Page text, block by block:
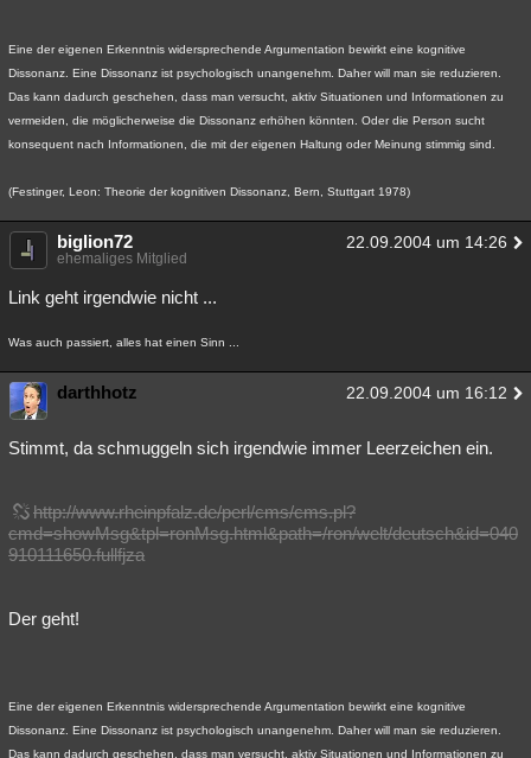
Übersichten
Besucht Teilgenommen Alle Neue Geschlossen
Lesenswert Schlüsselwörter
Eine der eigenen Erkenntnis widersprechende Argumentation bewirkt eine kognitive
Dissonanz. Eine Dissonanz ist psychologisch unangenehm. Daher will man sie reduzieren.
Das kann dadurch geschehen, dass man versucht, aktiv Situationen und Informationen zu
vermeiden, die möglicherweise die Dissonanz erhöhen könnten. Oder die Person sucht
konsequent nach Informationen, die mit der eigenen Haltung oder Meinung stimmig sind.
(Festinger, Leon: Theorie der kognitiven Dissonanz, Bern, Stuttgart 1978)
biglion72 22.09.2004 um 14:26
ehemaliges Mitglied
Link geht irgendwie nicht ...
Was auch passiert, alles hat einen Sinn ...
darthhotz 22.09.2004 um 16:12
Stimmt, da schmuggeln sich irgendwie immer Leerzeichen ein.
http://www.rheinpfalz.de/perl/cms/cms.pl?
cmd=showMsg&tpl=ronMsg.html&path=/ron/welt/deutsch&id=040
910111650.fullfjza
Der geht!
Eine der eigenen Erkenntnis widersprechende Argumentation bewirkt eine kognitive
Dissonanz. Eine Dissonanz ist psychologisch unangenehm. Daher will man sie reduzieren.
Das kann dadurch geschehen, dass man versucht, aktiv Situationen und Informationen zu